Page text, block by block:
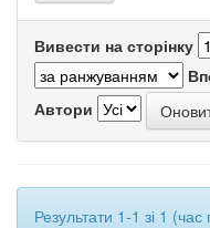
Вивести на сторінку
Автори
Результати 1-1 зі 1